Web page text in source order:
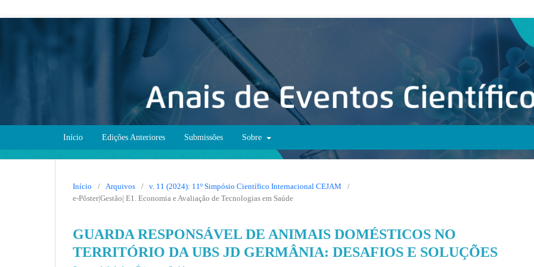
Início Edições Anteriores Submissões Sobre
Início / Arquivos / v. 11 (2024): 11º Simpósio Científico Internacional CEJAM
/
e-Pôster|Gestão| E1. Economia e Avaliação de Tecnologias em Saúde
GUARDA RESPONSÁVEL DE ANIMAIS DOMÉSTICOS NO
TERRITÓRIO DA UBS JD GERMÂNIA: DESAFIOS E SOLUÇÕES